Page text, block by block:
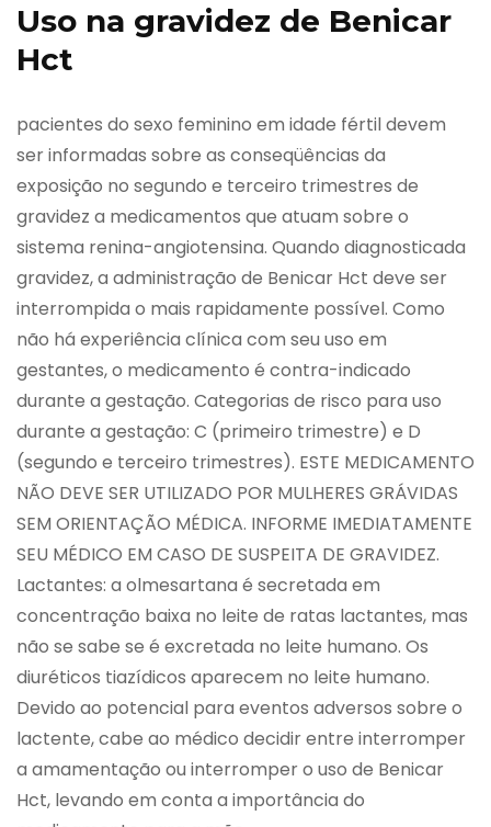
Uso na gravidez de Benicar
Hct
pacientes do sexo feminino em idade fértil devem
ser informadas sobre as conseqüências da
exposição no segundo e terceiro trimestres de
gravidez a medicamentos que atuam sobre o
sistema renina-angiotensina. Quando diagnosticada
gravidez, a administração de Benicar Hct deve ser
interrompida o mais rapidamente possível. Como
não há experiência clínica com seu uso em
gestantes, o medicamento é contra-indicado
durante a gestação. Categorias de risco para uso
durante a gestação: C (primeiro trimestre) e D
(segundo e terceiro trimestres). ESTE MEDICAMENTO
NÃO DEVE SER UTILIZADO POR MULHERES GRÁVIDAS
SEM ORIENTAÇÃO MÉDICA. INFORME IMEDIATAMENTE
SEU MÉDICO EM CASO DE SUSPEITA DE GRAVIDEZ.
Lactantes: a olmesartana é secretada em
concentração baixa no leite de ratas lactantes, mas
não se sabe se é excretada no leite humano. Os
diuréticos tiazídicos aparecem no leite humano.
Devido ao potencial para eventos adversos sobre o
lactente, cabe ao médico decidir entre interromper
a amamentação ou interromper o uso de Benicar
Hct, levando em conta a importância do